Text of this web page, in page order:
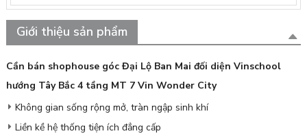
Giới thiệu sản phẩm
Cần bán shophouse góc Đại Lộ Ban Mai đối diện Vinschool
hướng Tây Bắc 4 tầng MT 7 Vin Wonder City
Không gian sống rộng mở, tràn ngập sinh khí
Liền kề hệ thống tiện ích đẳng cấp